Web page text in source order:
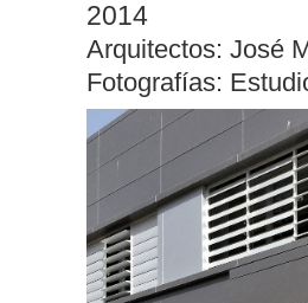
2014
Arquitectos: José
Fotografías: